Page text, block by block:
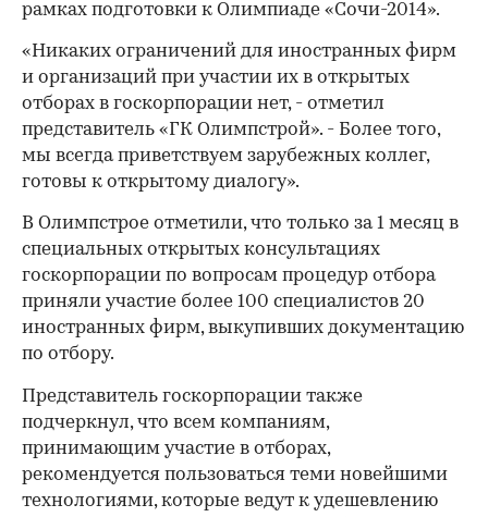
рамках подготовки к Олимпиаде «Сочи-2014».
«Никаких ограничений для иностранных фирм
и организаций при участии их в открытых
отборах в госкорпорации нет, - отметил
представитель «ГК Олимпстрой». - Более того,
мы всегда приветствуем зарубежных коллег,
готовы к открытому диалогу».
В Олимпстрое отметили, что только за 1 месяц в
специальных открытых консультациях
госкорпорации по вопросам процедур отбора
приняли участие более 100 специалистов 20
иностранных фирм, выкупивших документацию
по отбору.
Представитель госкорпорации также
подчеркнул, что всем компаниям,
принимающим участие в отборах,
рекомендуется пользоваться теми новейшими
технологиями, которые ведут к удешевлению